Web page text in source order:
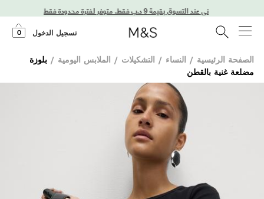
تسجيل الدخول 0
الصفحة الرئيسية / النساء / التشكيلات / الملابس اليومية / بلوزة
مضلعة غنية بالقطن